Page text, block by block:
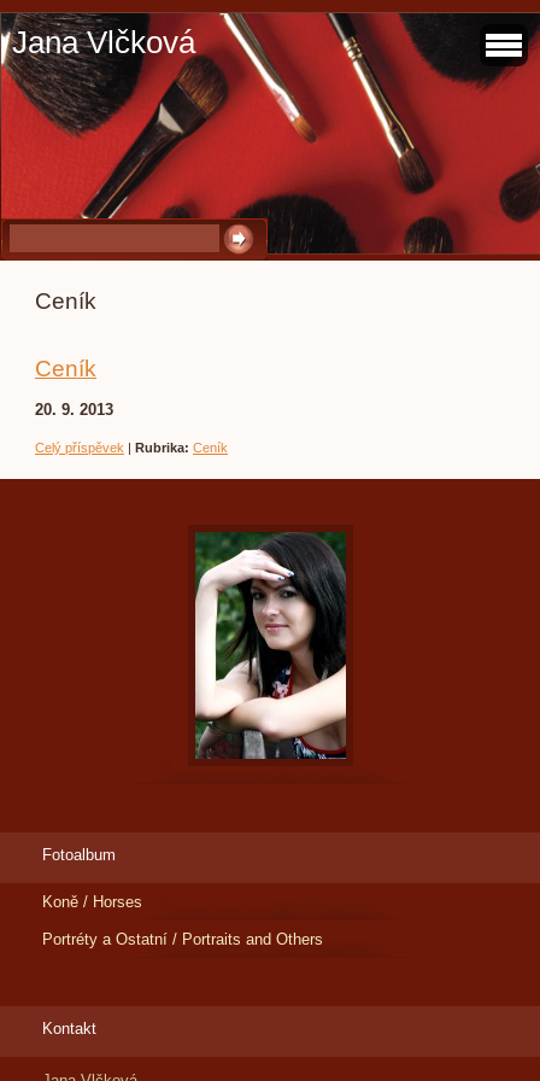
Jana Vlčková
Ceník
Ceník
20. 9. 2013
Celý příspěvek | Rubrika: Ceník
Fotoalbum
Koně / Horses
Portréty a Ostatní / Portraits and Others
Kontakt